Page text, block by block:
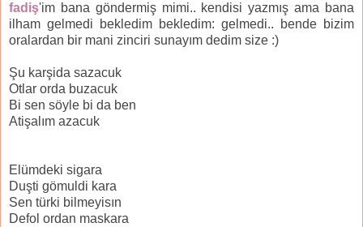
fadiş'im bana göndermiş mimi.. kendisi yazmış ama bana
ilham gelmedi bekledim bekledim: gelmedi.. bende bizim
oralardan bir mani zinciri sunayım dedim size :)
Şu karşida sazacuk
Otlar orda buzacuk
Bi sen söyle bi da ben
Atişalım azacuk
Elümdeki sigara
Duşti gömuldi kara
Sen türki bilmeyisın
Defol ordan maskara